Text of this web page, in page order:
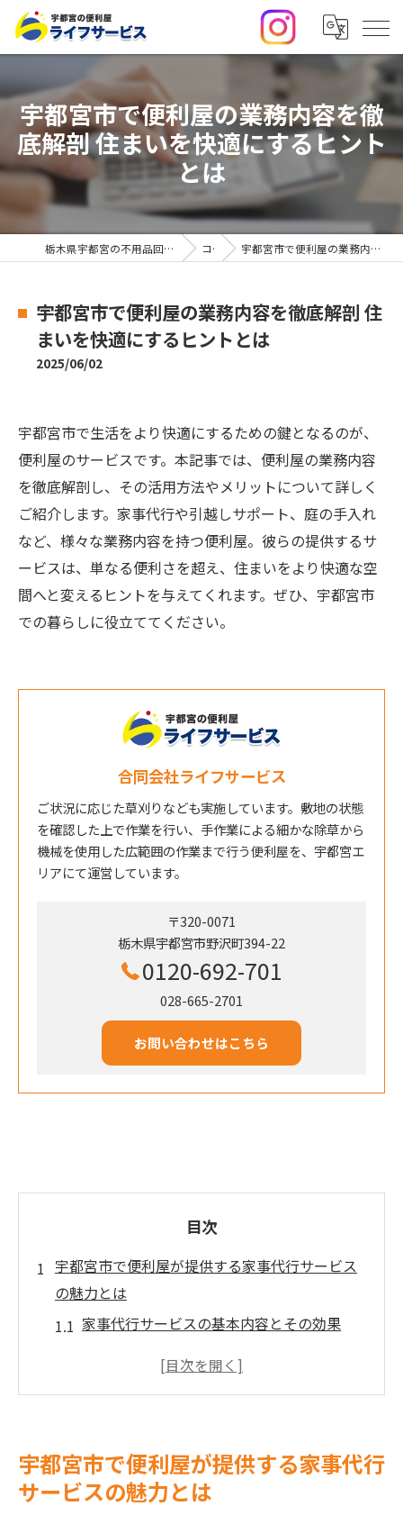
宇都宮市で便利屋の業務内容を徹
底解剖 住まいを快適にするヒント
とは
栃木県宇都宮の不用品回収・便利屋なら合同会社ライフサービス コラム 宇都宮市で便利屋の業務内容を徹底解剖 住まいを快適にするヒントとは
宇都宮市で便利屋の業務内容を徹底解剖 住
まいを快適にするヒントとは
2025/06/02
宇都宮市で生活をより快適にするための鍵となるのが、
便利屋のサービスです。本記事では、便利屋の業務内容
を徹底解剖し、その活用方法やメリットについて詳しく
ご紹介します。家事代行や引越しサポート、庭の手入れ
など、様々な業務内容を持つ便利屋。彼らの提供するサ
ービスは、単なる便利さを超え、住まいをより快適な空
間へと変えるヒントを与えてくれます。ぜひ、宇都宮市
での暮らしに役立ててください。
合同会社ライフサービス
ご状況に応じた草刈りなども実施しています。敷地の状態
を確認した上で作業を行い、手作業による細かな除草から
機械を使用した広範囲の作業まで行う便利屋を、宇都宮エ
リアにて運営しています。
〒320-0071
栃木県宇都宮市野沢町394-22
0120-692-701
028-665-2701
お問い合わせはこちら
目次
宇都宮市で便利屋が提供する家事代行サービス
の魅力とは
家事代行サービスの基本内容とその効果
時間を有効活用するための便利屋活用法
宇都宮市で人気の便利屋家事代行サービス
を探る
宇都宮市で便利屋が提供する家事代行
サービスの魅力とは